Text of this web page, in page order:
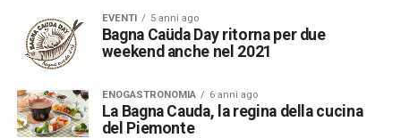
EVENTI 5 anni ago
Bagna Caüda Day ritorna per due
weekend anche nel 2021
ENOGASTRONOMIA 6 anni ago
La Bagna Cauda, la regina della cucina
del Piemonte